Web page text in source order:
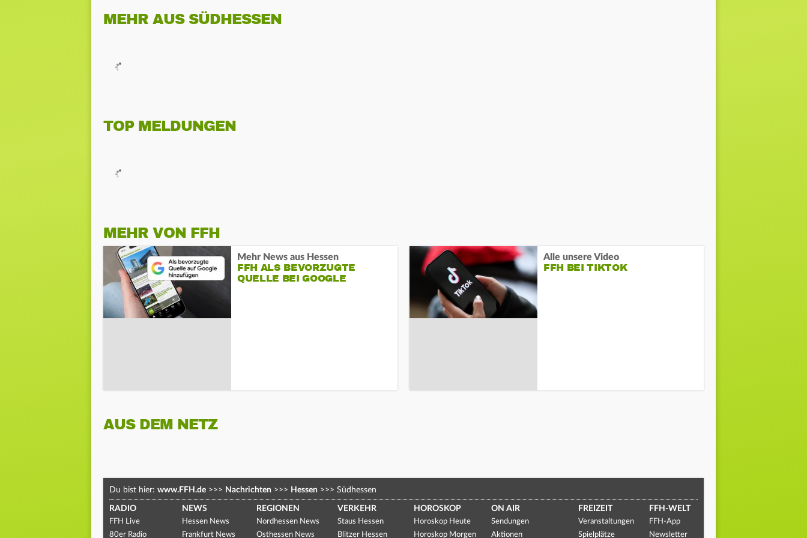
MEHR AUS SÜDHESSEN
TOP MELDUNGEN
MEHR VON FFH
Mehr News aus Hessen
FFH ALS BEVORZUGTE
QUELLE BEI GOOGLE
Alle unsere Video
FFH BEI TIKTOK
AUS DEM NETZ
Du bist hier: www.FFH.de >>> Nachrichten >>> Hessen >>> Südhessen
RADIO
FFH Live
80er Radio
NEWS
Hessen News
Frankfurt News
REGIONEN
Nordhessen News
Osthessen News
VERKEHR
Staus Hessen
Blitzer Hessen
HOROSKOP
Horoskop Heute
Horoskop Morgen
ON AIR
Sendungen
Aktionen
FREIZEIT
Veranstaltungen
Spielplätze
FFH-WELT
FFH-App
Newsletter